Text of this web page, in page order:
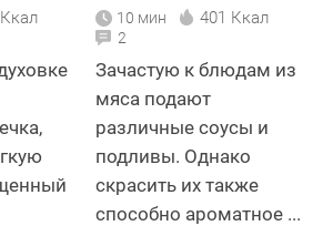
10 мин 401 Ккал
2
Зачастую к блюдам из
мяса подают
различные соусы и
подливы. Однако
скрасить их также
способно ароматное ...